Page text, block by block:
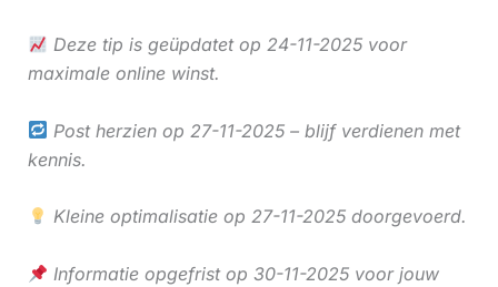
Deze tip is geüpdatet op 24-11-2025 voor
maximale online winst.
Post herzien op 27-11-2025 – blijf verdienen met
kennis.
Kleine optimalisatie op 27-11-2025 doorgevoerd.
Informatie opgefrist op 30-11-2025 voor jouw